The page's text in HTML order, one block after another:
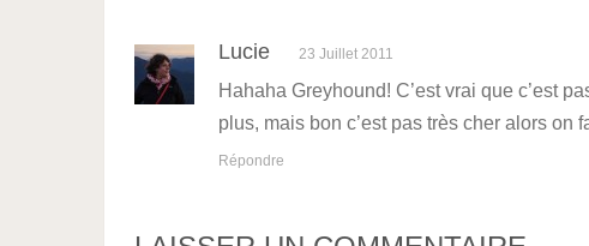
Lucie 23 Juillet 2011
Hahaha Greyhound! C’est vrai que c’est
plus, mais bon c’est pas très cher alors on
Répondre